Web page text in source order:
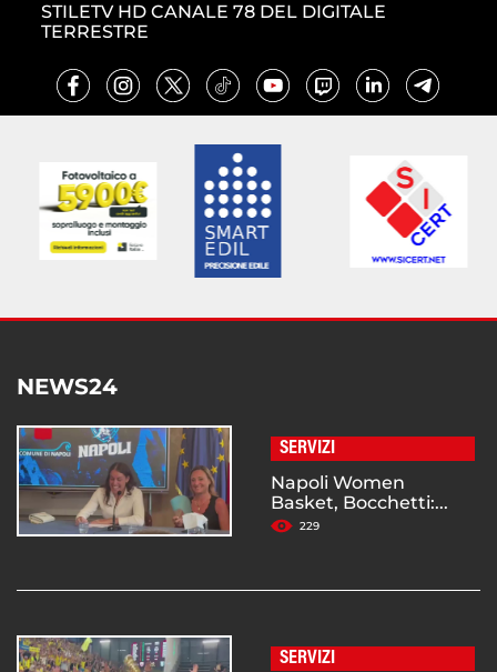
STILETV HD CANALE 78 DEL DIGITALE
TERRESTRE
NEWS24
SERVIZI
Napoli Women
Basket, Bocchetti:...
229
SERVIZI